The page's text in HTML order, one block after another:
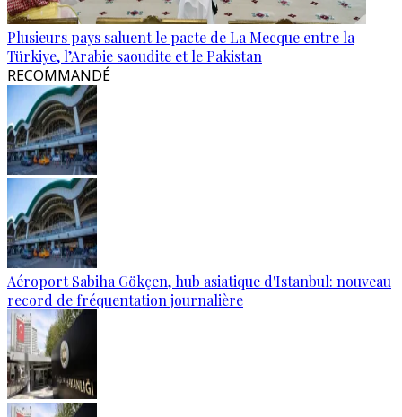
Plusieurs pays saluent le pacte de La Mecque entre la
Türkiye, l’Arabie saoudite et le Pakistan
RECOMMANDÉ
Aéroport Sabiha Gökçen, hub asiatique d'Istanbul: nouveau
record de fréquentation journalière